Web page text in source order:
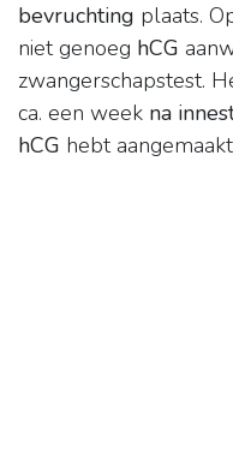
bevruchting plaats.
niet genoeg hCG
zwangerschapstest.
ca. een week na
hCG hebt